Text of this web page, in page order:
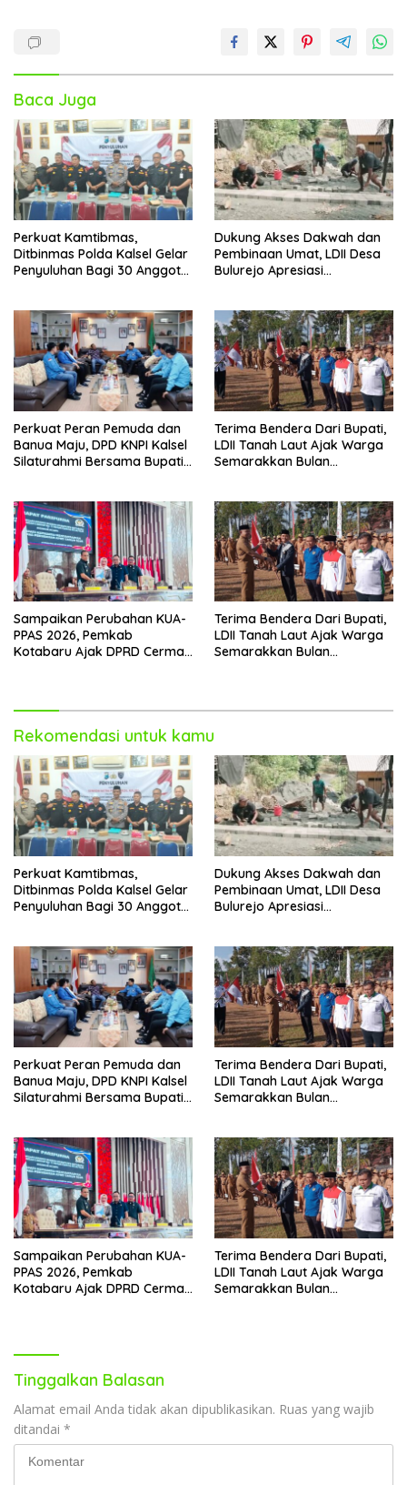
Baca Juga
Perkuat Kamtibmas,
Ditbinmas Polda Kalsel Gelar
Penyuluhan Bagi 30 Anggota
Dukung Akses Dakwah dan
Pembinaan Umat, LDII Desa
Bulurejo Apresiasi
Perkuat Peran Pemuda dan
Banua Maju, DPD KNPI Kalsel
Silaturahmi Bersama Bupati
Terima Bendera Dari Bupati,
LDII Tanah Laut Ajak Warga
Semarakkan Bulan
Sampaikan Perubahan KUA-
PPAS 2026, Pemkab
Kotabaru Ajak DPRD Cermati
Terima Bendera Dari Bupati,
LDII Tanah Laut Ajak Warga
Semarakkan Bulan
Rekomendasi untuk kamu
Perkuat Kamtibmas,
Ditbinmas Polda Kalsel Gelar
Penyuluhan Bagi 30 Anggota
Dukung Akses Dakwah dan
Pembinaan Umat, LDII Desa
Bulurejo Apresiasi
Perkuat Peran Pemuda dan
Banua Maju, DPD KNPI Kalsel
Silaturahmi Bersama Bupati
Terima Bendera Dari Bupati,
LDII Tanah Laut Ajak Warga
Semarakkan Bulan
Sampaikan Perubahan KUA-
PPAS 2026, Pemkab
Kotabaru Ajak DPRD Cermati
Terima Bendera Dari Bupati,
LDII Tanah Laut Ajak Warga
Semarakkan Bulan
Tinggalkan Balasan
Alamat email Anda tidak akan dipublikasikan. Ruas yang wajib
ditandai *